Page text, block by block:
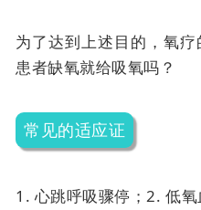
为了达到上述目的，氧
患者缺氧就给吸氧吗？
常见的适应证
1. 心跳呼吸骤停；2. 低